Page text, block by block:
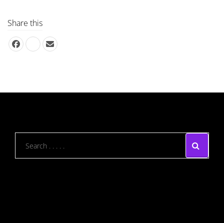
Share this